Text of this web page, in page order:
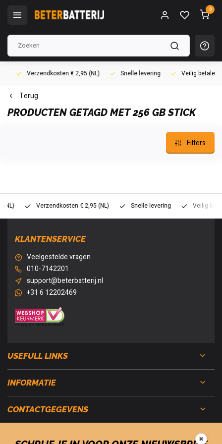
0
Verzendkosten € 2,95 (NL) Snelle levering Veilig betalen
Terug
PRODUCTEN GETAGD MET 256 GB STICK
Filters
Verzendkosten € 2,95 (NL) Snelle levering Veilig betalen
KLANTENSERVICE
Veelgestelde vragen
010-7142201
support@beterbatterij.nl
+31 6 12202469
USEFULL LINKS
INFORMATIE
CONTACTGEGEVENS
✖